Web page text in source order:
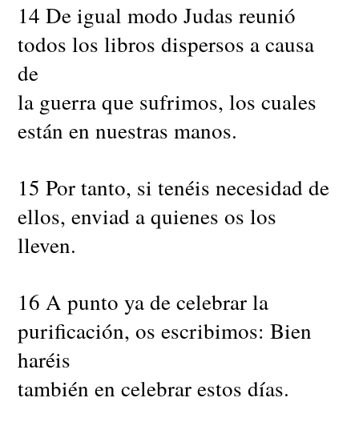
14 De igual modo Judas reunió
todos los libros dispersos a causa
de
la guerra que sufrimos, los cuales
están en nuestras manos.
15 Por tanto, si tenéis necesidad de
ellos, enviad a quienes os los
lleven.
16 A punto ya de celebrar la
purificación, os escribimos: Bien
haréis
también en celebrar estos días.